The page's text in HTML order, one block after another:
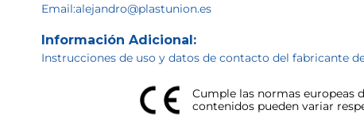
Email:alejandro@plastunion.es
Información Adicional:
Instrucciones de uso y datos de contacto del fabricante
Cumple las normas europeas
contenidos pueden variar